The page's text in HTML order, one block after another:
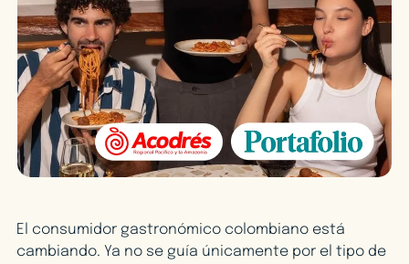
El consumidor gastronómico colombiano está
cambiando. Ya no se guía únicamente por el tipo de